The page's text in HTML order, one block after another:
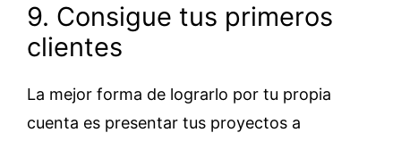
9. Consigue tus primeros
clientes
La mejor forma de lograrlo por tu propia
cuenta es presentar tus proyectos a